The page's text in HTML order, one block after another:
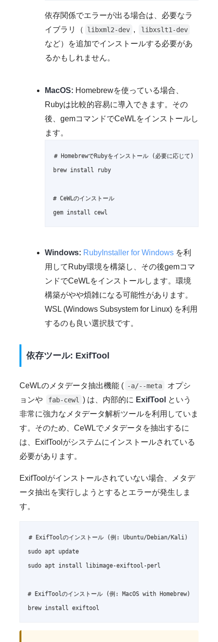
依存関係でエラーが出る場合は、必要なラ
イブラリ（
libxml2-dev , libxslt1-dev
など）を追加でインストールする必要があ
るかもしれません。
MacOS: Homebrewを使っている場合、
Rubyは比較的容易に導入できます。その
後、gemコマンドでCeWLをインストールし
ます。
# HomebrewでRubyをインストール (必要に応じて)
brew install ruby
# CeWLのインストール
gem install cewl
Windows: RubyInstaller for Windows を利
用してRuby環境を構築し、その後gemコマ
ンドでCeWLをインストールします。環境
構築がやや煩雑になる可能性があります。
WSL (Windows Subsystem for Linux) を利用
するのも良い選択肢です。
依存ツール: ExifTool
CeWLのメタデータ抽出機能 ( -a/--meta
オプシ
ョンや
fab-cewl ) は、内部的に ExifTool という
非常に強力なメタデータ解析ツールを利用していま
す。そのため、CeWLでメタデータを抽出するに
は、ExifToolがシステムにインストールされている
必要があります。
ExifToolがインストールされていない場合、メタデ
ータ抽出を実行しようとするとエラーが発生しま
す。
# ExifToolのインストール (例: Ubuntu/Debian/Kali)
sudo apt update
sudo apt install libimage-exiftool-perl
# ExifToolのインストール (例: MacOS with Homebrew)
brew install exiftool